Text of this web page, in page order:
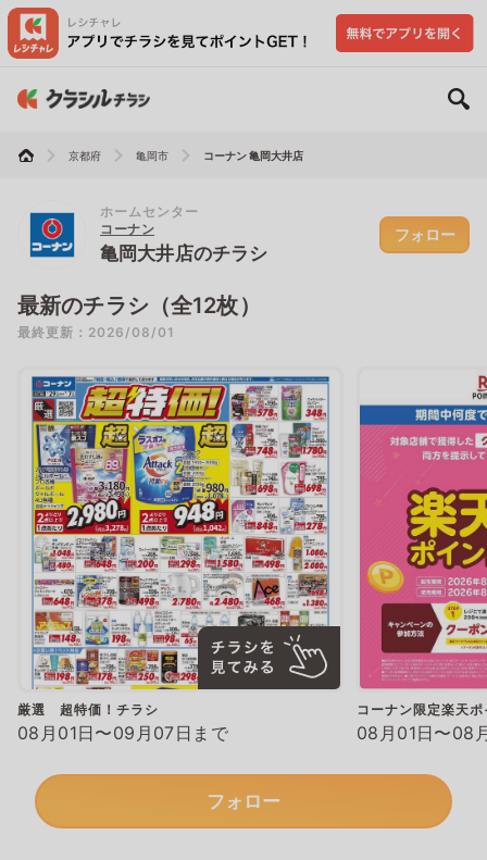
京都府 亀岡市 コーナン 亀岡大井店
ホームセンター
コーナン
亀岡大井店のチラシ
フォロー
最新のチラシ（全12枚）
最終更新：2026/08/01
厳選 超特価！チラシ
08月01日〜09月07日まで
コーナン限定楽天
08月01日〜08
フォロー